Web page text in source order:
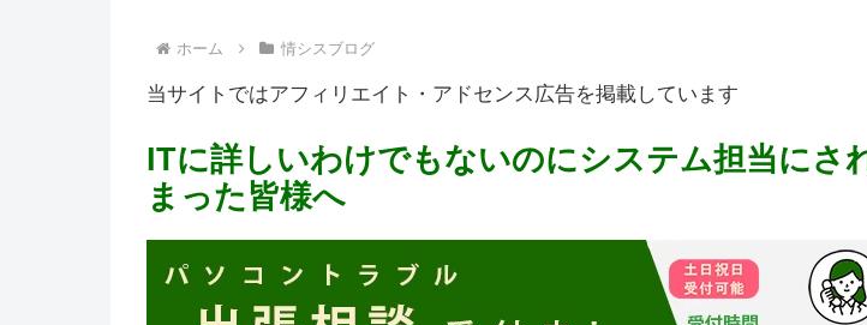
ホーム 情シスブログ
当サイトではアフィリエイト・アドセンス広告を掲載しています
ITに詳しいわけでもないのにシステム担当にさ
まった皆様へ